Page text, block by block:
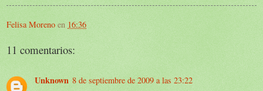
Felisa Moreno en 16:36
11 comentarios:
Unknown 8 de septiembre de 2009 a las 23:22